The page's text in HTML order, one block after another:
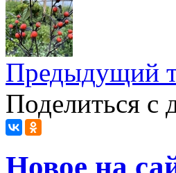
Предыдущий
Поделиться с
Новое на